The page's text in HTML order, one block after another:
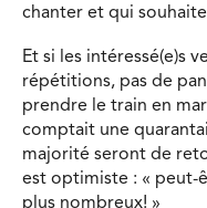
chanter et qui
Et si les intéressé(e)s
répétitions, pas de
prendre le train en
comptait une
majorité seront de
est optimiste : « peut-
plus nombreux! »